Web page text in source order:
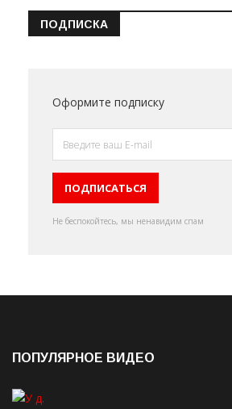
ПОДПИСКА
Оформите подписку
Не беспокойтесь, мы ненавидим спам
ПОПУЛЯРНОЕ ВИДЕО